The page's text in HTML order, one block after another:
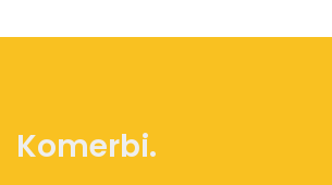
Komerbi.